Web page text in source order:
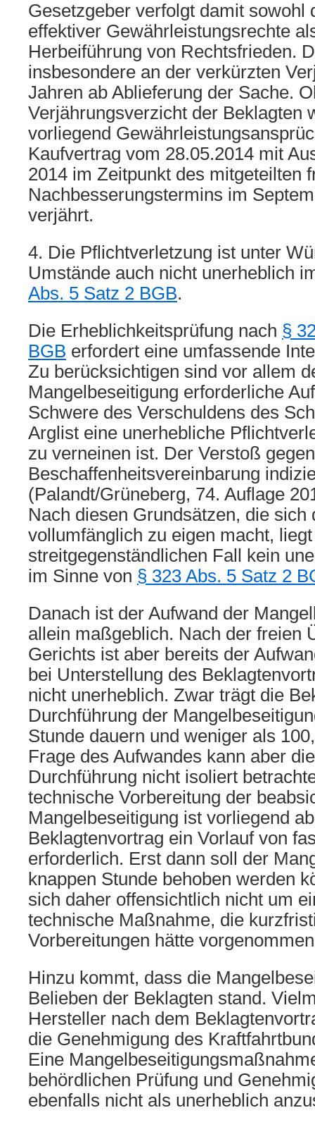
Gesetzgeber verfolgt damit sowohl
effektiver Gewährleistungsrechte
Herbeiführung von Rechtsfrieden.
insbesondere an der verkürzten
Jahren ab Ablieferung der Sache.
Verjährungsverzicht der Beklagten
vorliegend
Kaufvertrag vom 28.05.2014 mit
2014 im Zeitpunkt des mitgeteilten
Nachbesserungstermins im
verjährt.
4. Die Pflichtverletzung ist unter
Umstände auch nicht unerheblich
Abs. 5 Satz 2 BGB.
Die Erheblichkeitsprüfung nach §
BGB erfordert eine umfassende
Zu berücksichtigen sind vor allem
Mangelbeseitigung erforderliche
Schwere des Verschuldens des
Arglist eine unerhebliche
zu verneinen ist. Der Verstoß
Beschaffenheitsvereinbarung
(Palandt/Grüneberg, 74. Auflage
Nach diesen Grundsätzen, die sich
vollumfänglich zu eigen macht,
streitgegenständlichen Fall kein
im Sinne von § 323 Abs. 5 Satz 2
Danach ist der Aufwand der
allein maßgeblich. Nach der freien
Gerichts ist aber bereits der
bei Unterstellung des
nicht unerheblich. Zwar trägt die
Durchführung der
Stunde dauern und weniger als
Frage des Aufwandes kann aber
Durchführung nicht isoliert
technische Vorbereitung der
Mangelbeseitigung ist vorliegend
Beklagtenvortrag ein Vorlauf von
erforderlich. Erst dann soll der
knappen Stunde behoben werden
sich daher offensichtlich nicht um
technische Maßnahme, die
Vorbereitungen hätte
Hinzu kommt, dass die
Belieben der Beklagten stand.
Hersteller nach dem
die Genehmigung des
Eine
behördlichen Prüfung und
ebenfalls nicht als unerheblich